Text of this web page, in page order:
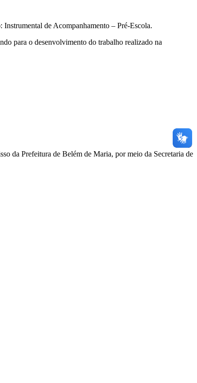
de Acompanhamento – Pré-Escola.
para o desenvolvimento do trabalho realizado na
da Prefeitura de Belém de Maria, por meio da Secretaria de